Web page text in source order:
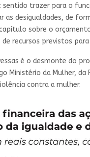
sentido trazer para o
as desigualdades, de
sobre o
recursos previstos
é o desmonte do
Ministério da Mulher, da
contra a mulher.